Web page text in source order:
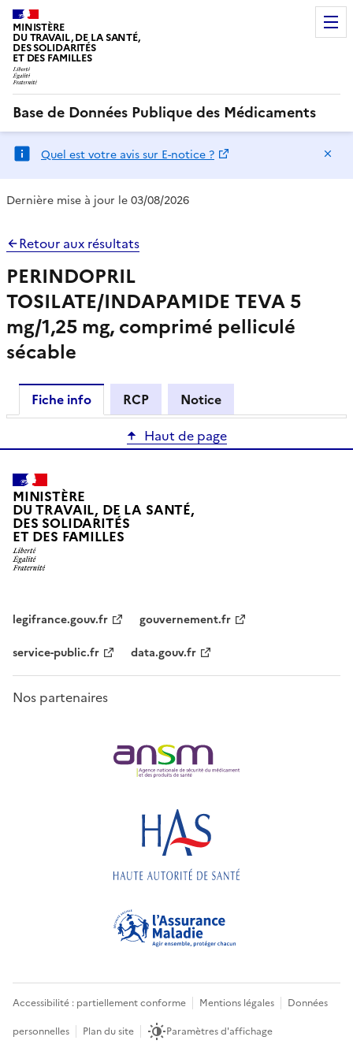
MINISTÈRE
DU TRAVAIL, DE LA SANTÉ,
DES SOLIDARITÉS
ET DES FAMILLES
Base de Données Publique des Médicaments
Quel est votre avis sur E-notice ?
Dernière mise à jour le 03/08/2026
Retour aux résultats
PERINDOPRIL
TOSILATE/INDAPAMIDE TEVA 5
mg/1,25 mg, comprimé pelliculé
sécable
Fiche info RCP
Notice
Haut de page
MINISTÈRE
DU TRAVAIL, DE LA SANTÉ,
DES SOLIDARITÉS
ET DES FAMILLES
legifrance.gouv.fr
gouvernement.fr
service-public.fr
data.gouv.fr
Nos partenaires
Accessibilité : partiellement conforme Mentions légales
Données
personnelles
Plan du site Paramètres d'affichage